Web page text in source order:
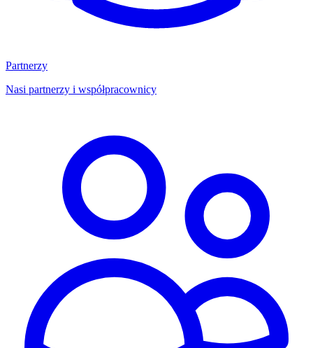
Partnerzy
Nasi partnerzy i współpracownicy